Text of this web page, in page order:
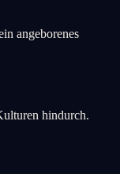
angeborenes
hindurch.